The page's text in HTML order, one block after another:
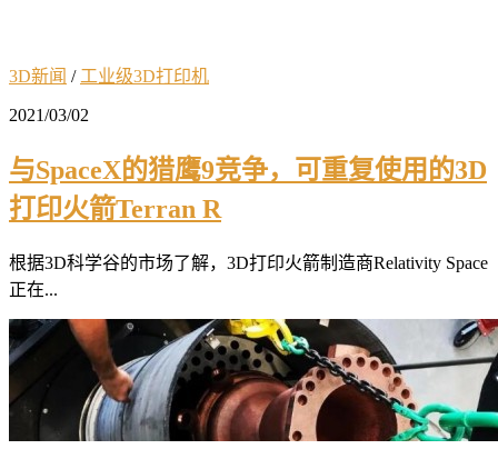
3D新闻 / 工业级3D打印机
2021/03/02
与SpaceX的猎鹰9竞争，可重复使用的3D
打印火箭Terran R
根据3D科学谷的市场了解，3D打印火箭制造商Relativity Space
正在...